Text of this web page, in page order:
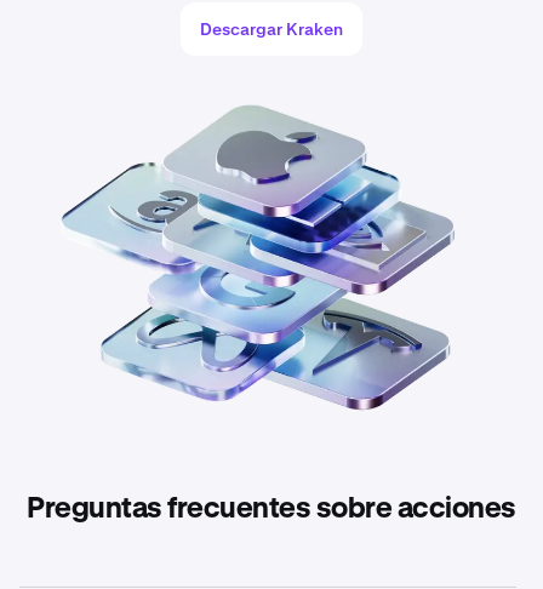
Descargar Kraken
Preguntas frecuentes sobre acciones